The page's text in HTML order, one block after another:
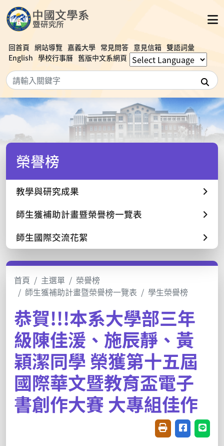
回首頁 網站導覽 嘉義大學 常見問答 意見信箱 雙語詞彙
English 學校行事曆 舊版中文系網頁
搜尋
榮譽榜
教學與研究成果
師生獲補助計畫暨榮譽榜一覽表
師生國際交流花絮
首頁 主選單
榮譽榜
師生獲補助計畫暨榮譽榜一覽表
學生榮譽榜
恭賀!!!本系大學部三年
級陳佳湲、施辰靜、黃
穎潔同學 榮獲第十五屆
國際華文暨教育盃電子
書創作大賽 大專組佳作
友善列印(開新視
分享至臉書
分享